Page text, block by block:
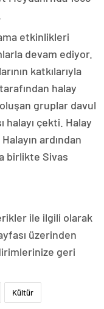
etkinlikleri
devam ediyor.
katkılarıyla
halay
gruplar davul
halayı çekti. Halay
ardından
birlikte Sivas
ile ilgili olarak
üzerinden
geri
Kültür